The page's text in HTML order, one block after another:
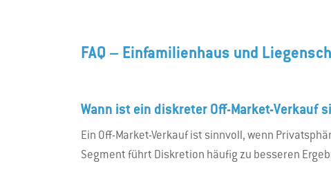
FAQ – Einfamilienhaus und
Wann ist ein diskreter Off-Market-Verkauf
Ein Off-Market-Verkauf ist sinnvoll, wenn
Segment führt Diskretion häufig zu besseren